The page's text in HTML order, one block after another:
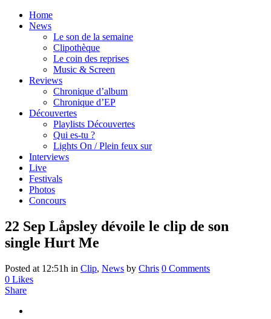
Home
News
Le son de la semaine
Clipothèque
Le coin des reprises
Music & Screen
Reviews
Chronique d’album
Chronique d’EP
Découvertes
Playlists Découvertes
Qui es-tu ?
Lights On / Plein feux sur
Interviews
Live
Festivals
Photos
Concours
22 Sep Låpsley dévoile le clip de son
single Hurt Me
Posted at 12:51h in Clip, News by Chris 0 Comments
0 Likes
Share